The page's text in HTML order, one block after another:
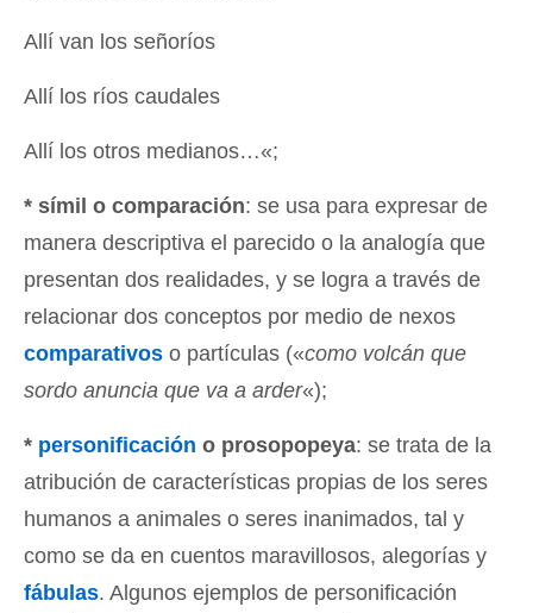
Allí van los señoríos
Allí los ríos caudales
Allí los otros medianos…«;
* símil o comparación: se usa para expresar de
manera descriptiva el parecido o la analogía que
presentan dos realidades, y se logra a través de
relacionar dos conceptos por medio de nexos
comparativos o partículas («como volcán que
sordo anuncia que va a arder«);
* personificación o prosopopeya: se trata de la
atribución de características propias de los seres
humanos a animales o seres inanimados, tal y
como se da en cuentos maravillosos, alegorías y
fábulas. Algunos ejemplos de personificación